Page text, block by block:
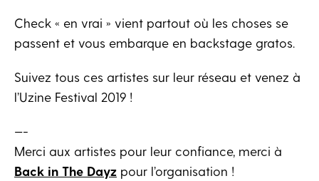
Check « en vrai » vient partout où les choses se
passent et vous embarque en backstage gratos.
Suivez tous ces artistes sur leur réseau et venez à
l’Uzine Festival 2019 !
—-
Merci aux artistes pour leur confiance, merci à
Back in The Dayz pour l’organisation !